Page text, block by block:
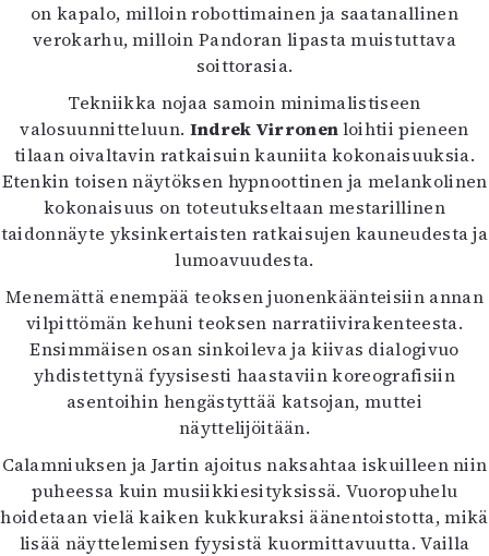
on kapalo, milloin robottimainen ja saatanallinen
verokarhu, milloin Pandoran lipasta muistuttava
soittorasia.
Tekniikka nojaa samoin minimalistiseen
valosuunnitteluun. Indrek Virronenloihtii pieneen
tilaan oivaltavin ratkaisuin kauniita kokonaisuuksia.
Etenkin toisen näytöksen hypnoottinen ja melankolinen
kokonaisuus on toteutukseltaan mestarillinen
taidonnäyte yksinkertaisten ratkaisujen kauneudesta ja
lumoavuudesta.
Menemättä enempää teoksen juonenkäänteisiin annan
vilpittömän kehuni teoksen narratiivirakenteesta.
Ensimmäisen osan sinkoileva ja kiivas dialogivuo
yhdistettynä fyysisesti haastaviin koreografisiin
asentoihin hengästyttää katsojan, muttei
näyttelijöitään.
Calamniuksen ja Jartin ajoitus naksahtaa iskuilleen niin
puheessa kuin musiikkiesityksissä. Vuoropuhelu
hoidetaan vielä kaiken kukkuraksi äänentoistotta, mikä
lisää näyttelemisen fyysistä kuormittavuutta. Vailla